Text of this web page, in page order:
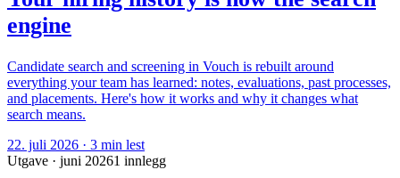
engine
Candidate search and screening in Vouch is rebuilt around
everything your team has learned: notes, evaluations, past processes,
and placements. Here's how it works and why it changes what
search means.
22. juli 2026 · 3 min lest
Utgave · juni 20261 innlegg